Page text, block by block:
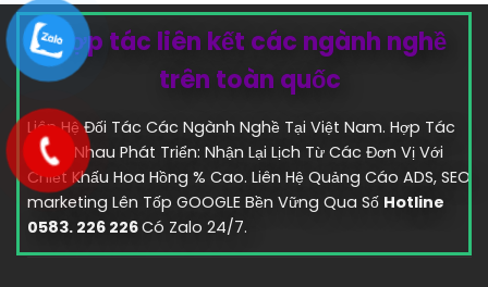
Hợp tác liên kết các ngành nghề
trên toàn quốc
Liên Hệ Đối Tác Các Ngành Nghề Tại Việt Nam. Hợp Tác
Cùng Nhau Phát Triển: Nhận Lại Lịch Từ Các Đơn Vị Với
Chiết Khấu Hoa Hồng % Cao. Liên Hệ Quảng Cáo ADS, SEO
marketing Lên Tốp GOOGLE Bền Vững Qua Số Hotline
0583. 226 226Có Zalo 24/7.